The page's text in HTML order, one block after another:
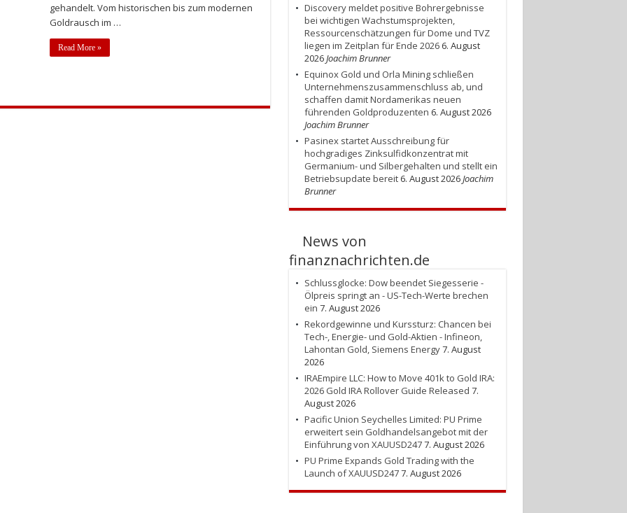
gehandelt. Vom historischen bis zum modernen
Goldrausch im …
Read More »
Discovery meldet positive Bohrergebnisse
bei wichtigen Wachstumsprojekten,
Ressourcenschätzungen für Dome und TVZ
liegen im Zeitplan für Ende 2026 6. August
2026Joachim Brunner
Equinox Gold und Orla Mining schließen
Unternehmenszusammenschluss ab, und
schaffen damit Nordamerikas neuen
führenden Goldproduzenten 6. August 2026
Joachim Brunner
Pasinex startet Ausschreibung für
hochgradiges Zinksulfidkonzentrat mit
Germanium- und Silbergehalten und stellt ein
Betriebsupdate bereit 6. August 2026Joachim
Brunner
News von
finanznachrichten.de
Schlussglocke: Dow beendet Siegesserie -
Ölpreis springt an - US-Tech-Werte brechen
ein 7. August 2026
Rekordgewinne und Kurssturz: Chancen bei
Tech-, Energie- und Gold-Aktien - Infineon,
Lahontan Gold, Siemens Energy7. August
2026
IRAEmpire LLC: How to Move 401k to Gold IRA:
2026 Gold IRA Rollover Guide Released 7.
August 2026
Pacific Union Seychelles Limited: PU Prime
erweitert sein Goldhandelsangebot mit der
Einführung von XAUUSD2477. August 2026
PU Prime Expands Gold Trading with the
Launch of XAUUSD2477. August 2026